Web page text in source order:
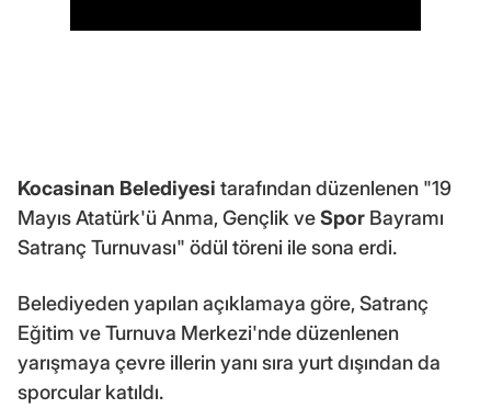
Kocasinan Belediyesi tarafından düzenlenen "19
Mayıs Atatürk'ü Anma, Gençlik veSpor Bayramı
Satranç Turnuvası" ödül töreni ile sona erdi.
Belediyeden yapılan açıklamaya göre, Satranç
Eğitim ve Turnuva Merkezi'nde düzenlenen
yarışmaya çevre illerin yanı sıra yurt dışından da
sporcular katıldı.